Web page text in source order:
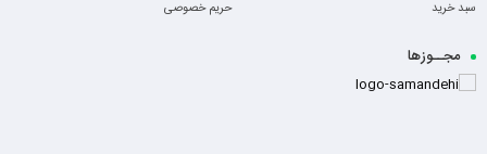
سبد خرید
حریم خصوصی
مجــوزها